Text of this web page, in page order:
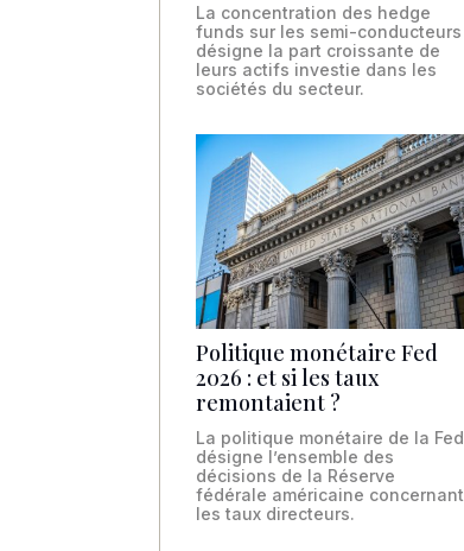
La concentration des hedge
funds sur les semi-conducteurs
désigne la part croissante de
leurs actifs investie dans les
sociétés du secteur.
Politique monétaire Fed
2026 : et si les taux
remontaient ?
La politique monétaire de la Fed
désigne l’ensemble des
décisions de la Réserve
fédérale américaine concernant
les taux directeurs.